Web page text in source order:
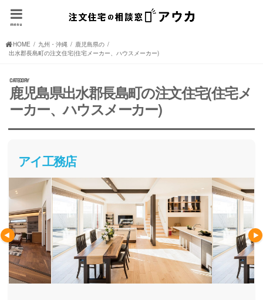
menu
HOME 九州・沖縄の注文住宅(住宅メーカー、ハウスメーカー)
鹿児島県の注文住宅(住宅メーカー、ハウスメーカー)
出水郡長島町の注文住宅(住宅メーカー、ハウスメーカー)
鹿児島県出水郡長島町の注文住宅(住宅メ
ーカー、ハウスメーカー)
アイ工務店